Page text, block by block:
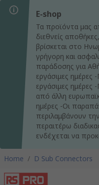
E-shop
Τα προϊόντα μας
διεθνείς
βρίσκεται στο
γρήγορη και
παράδοσης για
εργάσιμες ημέρες
εργάσιμες ημέρες
από άλλη
ημέρες -Οι
περιλαμβάνουν
περαιτέρω
ενδέχεται να
Home / D Sub Connectors